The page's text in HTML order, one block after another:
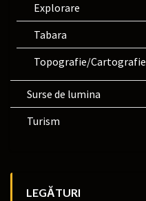
Explorare
Tabara
Topografie/Cartografie
Surse de lumina
Turism
LEGĂTURI